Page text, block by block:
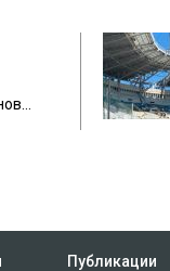
Публикации